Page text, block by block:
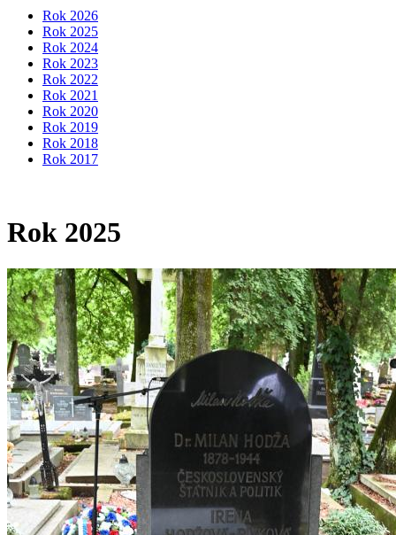
Rok 2026
Rok 2025
Rok 2024
Rok 2023
Rok 2022
Rok 2021
Rok 2020
Rok 2019
Rok 2018
Rok 2017
Rok 2025